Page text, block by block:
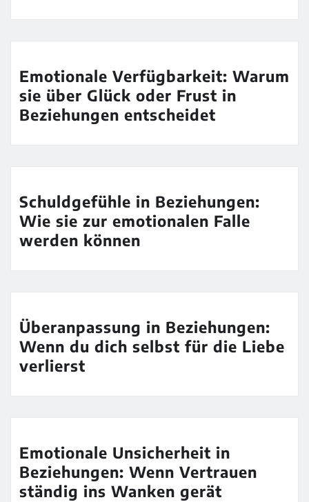
Emotionale Verfügbarkeit: Warum
sie über Glück oder Frust in
Beziehungen entscheidet
Schuldgefühle in Beziehungen:
Wie sie zur emotionalen Falle
werden können
Überanpassung in Beziehungen:
Wenn du dich selbst für die Liebe
verlierst
Emotionale Unsicherheit in
Beziehungen: Wenn Vertrauen
ständig ins Wanken gerät